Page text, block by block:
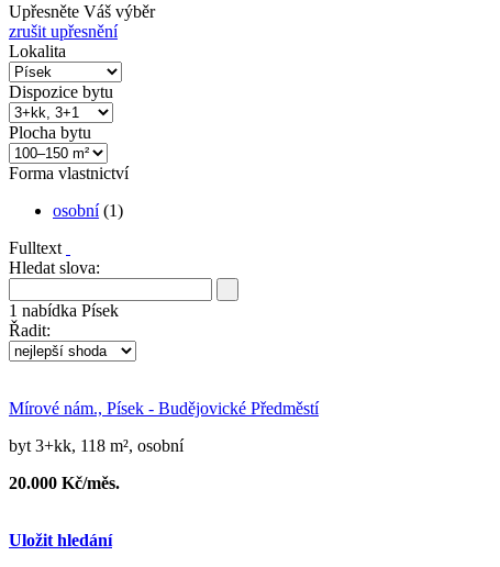
Upřesněte Váš výběr
zrušit upřesnění
Lokalita
Dispozice bytu
Plocha bytu
Forma vlastnictví
osobní(1)
Fulltext
Hledat slova:
1 nabídka Písek
Řadit:
Mírové nám., Písek - Budějovické Předměstí
byt 3+kk, 118 m², osobní
20.000 Kč/měs.
Uložit hledání